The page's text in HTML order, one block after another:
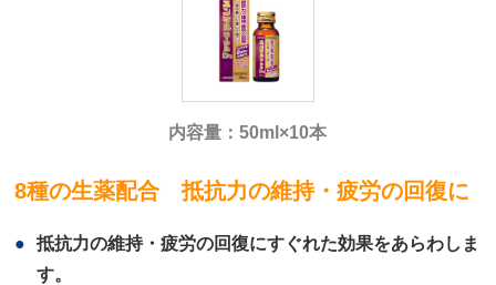
内容量：50ml×10本
8種の生薬配合 抵抗力の維持・疲労の回復に
抵抗力の維持・疲労の回復にすぐれた効果をあらわしま
す。